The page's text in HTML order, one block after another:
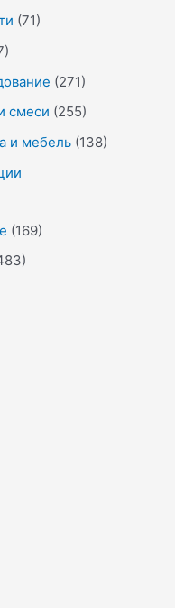
(71)
(271)
смеси (255)
и мебель (138)
(169)